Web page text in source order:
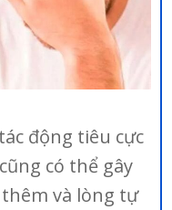
động tiêu cực
có thể gây
và lòng tự